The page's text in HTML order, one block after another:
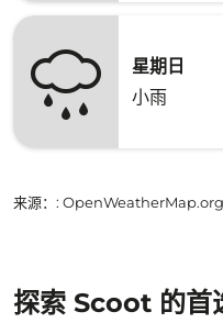
星期日
小雨
来源： : OpenWeatherMap.org
探索 Scoot 的首